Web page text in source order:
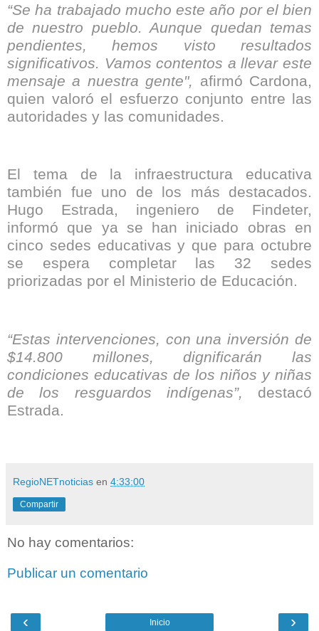
“Se ha trabajado mucho este año por el bien
de nuestro pueblo. Aunque quedan temas
pendientes, hemos visto resultados
significativos. Vamos contentos a llevar este
mensaje a nuestra gente", afirmó Cardona,
quien valoró el esfuerzo conjunto entre las
autoridades y las comunidades.
El tema de la infraestructura educativa
también fue uno de los más destacados.
Hugo Estrada, ingeniero de Findeter,
informó que ya se han iniciado obras en
cinco sedes educativas y que para octubre
se espera completar las 32 sedes
priorizadas por el Ministerio de Educación.
“Estas intervenciones, con una inversión de
$14.800 millones, dignificarán las
condiciones educativas de los niños y niñas
de los resguardos indígenas”, destacó
Estrada.
RegioNETnoticias en 4:33:00
Compartir
No hay comentarios:
Publicar un comentario
‹ ›
Inicio